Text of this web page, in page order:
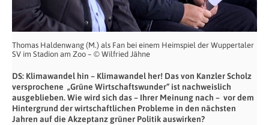
Thomas Haldenwang (M.) als Fan bei einem Heimspiel der Wuppertaler
SV im Stadion am Zoo – © Wilfried Jähne
DS: Klimawandel hin – Klimawandel her! Das von Kanzler Scholz
versprochene „Grüne Wirtschaftswunder“ ist nachweislich
ausgeblieben. Wie wird sich das – Ihrer Meinung nach – vor dem
Hintergrund der wirtschaftlichen Probleme in den nächsten
Jahren auf die Akzeptanz grüner Politik auswirken?